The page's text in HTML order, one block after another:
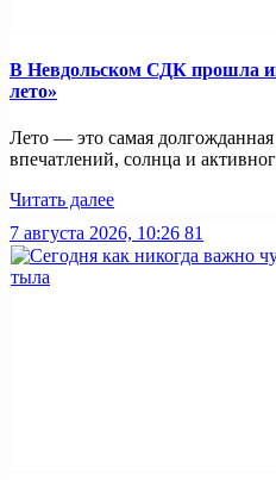
В Невдольском СДК прошла
лето»
Лето — это самая
впечатлений, солнца и
Читать далее
7 августа 2026, 10:26 81